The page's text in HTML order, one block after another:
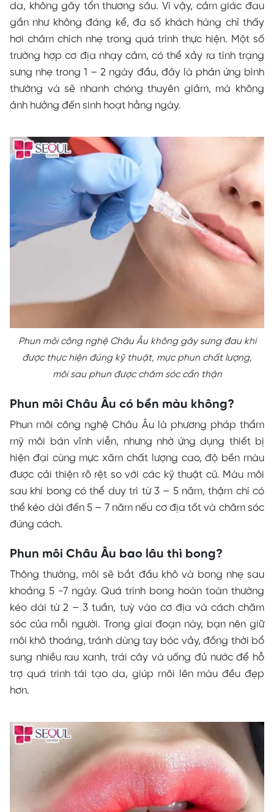
da, không gây tổn thương sâu. Vì vậy, cảm giác đau
gần như không đáng kể, đa số khách hàng chỉ thấy
hơi châm chích nhẹ trong quá trình thực hiện. Một số
trường hợp cơ địa nhạy cảm, có thể xảy ra tình trạng
sưng nhẹ trong 1 – 2 ngày đầu, đây là phản ứng bình
thường và sẽ nhanh chóng thuyên giảm, mà không
ảnh hưởng đến sinh hoạt hằng ngày.
Phun môi công nghệ Châu Âu không gây sưng đau khi
được thực hiện đúng kỹ thuật, mực phun chất lượng,
môi sau phun được chăm sóc cẩn thận
Phun môi Châu Âu có bền màu không?
Phun môi công nghệ Châu Âu là phương pháp thẩm
mỹ môi bán vĩnh viễn, nhưng nhờ ứng dụng thiết bị
hiện đại cùng mực xăm chất lượng cao, độ bền màu
được cải thiện rõ rệt so với các kỹ thuật cũ. Màu môi
sau khi bong có thể duy trì từ 3 – 5 năm, thậm chí có
thể kéo dài đến 5 – 7 năm nếu cơ địa tốt và chăm sóc
đúng cách.
Phun môi Châu Âu bao lâu thì bong?
Thông thường, môi sẽ bắt đầu khô và bong nhẹ sau
khoảng 5 -7 ngày. Quá trình bong hoàn toàn thường
kéo dài từ 2 – 3 tuần, tuỳ vào cơ địa và cách chăm
sóc của mỗi người. Trong giai đoạn này, bạn nên giữ
môi khô thoáng, tránh dùng tay bóc vảy, đồng thời bổ
sung nhiều rau xanh, trái cây và uống đủ nước để hỗ
trợ quá trình tái tạo da, giúp môi lên màu đều đẹp
hơn.